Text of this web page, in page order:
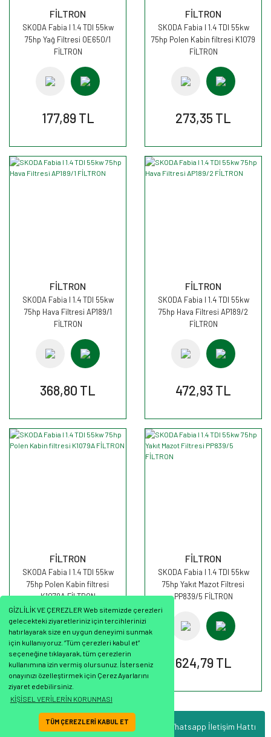
GİZLİLİK VE ÇEREZLER Web sitemizde çerezleri
gelecekteki ziyaretleriniz için tercihlerinizi
hatırlayarak size en uygun deneyimi sunmak
için kullanıyoruz. “Tüm çerezleri kabul et”
seçeneğine tıklayarak, tüm çerezlerin
kullanımına izin vermiş olursunuz. İsterseniz
onayınızı özelleştirmek için Çerez Ayarlarını
ziyaret edebilirsiniz.
KİŞİSEL VERİLERİN KORUNMASI
TÜM ÇEREZLERİ KABUL ET Whatsapp İletişim Hattı
FİLTRON
SKODA Fabia I 1.4 TDI 55kw
75hp Yağ Filtresi OE650/1
FİLTRON
177,89 TL
FİLTRON
SKODA Fabia I 1.4 TDI 55kw
75hp Polen Kabin filtresi K1079
FİLTRON
273,35 TL
FİLTRON
SKODA Fabia I 1.4 TDI 55kw
75hp Hava Filtresi AP189/1
FİLTRON
368,80 TL
FİLTRON
SKODA Fabia I 1.4 TDI 55kw
75hp Hava Filtresi AP189/2
FİLTRON
472,93 TL
FİLTRON
SKODA Fabia I 1.4 TDI 55kw
75hp Polen Kabin filtresi
K1079A FİLTRON
472,93 TL
FİLTRON
SKODA Fabia I 1.4 TDI 55kw
75hp Yakıt Mazot Filtresi
PP839/5 FİLTRON
624,79 TL